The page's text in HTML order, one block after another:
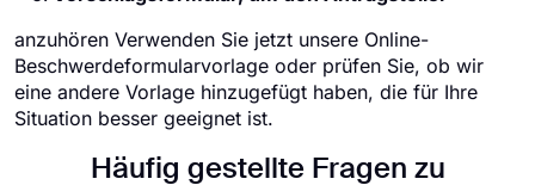
anzuhören Verwenden Sie jetzt unsere Online-
Beschwerdeformularvorlage oder prüfen Sie, ob wir
eine andere Vorlage hinzugefügt haben, die für Ihre
Situation besser geeignet ist.
Häufig gestellte Fragen zu